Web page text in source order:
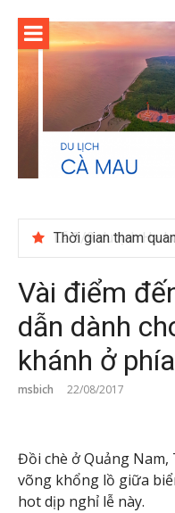
content
Vài điểm
dẫn dành
khánh ở
msbich 22/08/2017
Đồi chè ở Quảng Nam,
võng khổng lồ giữa
hot dịp nghỉ lễ này.